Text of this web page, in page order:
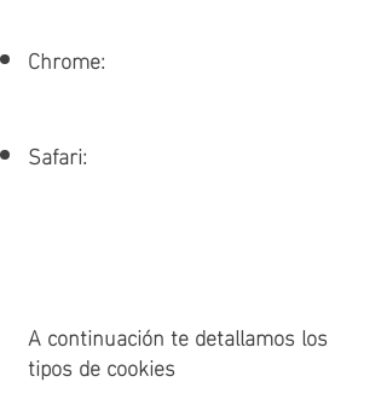
Chrome:
Safari:
A continuación te detallamos los
tipos de cookies